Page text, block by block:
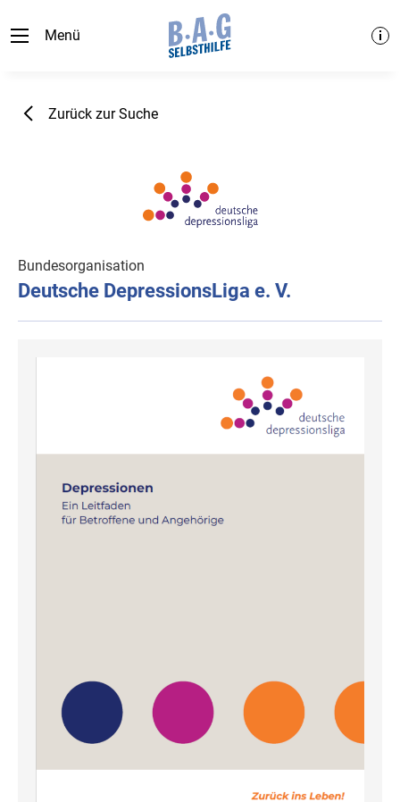
Menü
Zurück zur Suche
Bundesorganisation
Deutsche DepressionsLiga e. V.